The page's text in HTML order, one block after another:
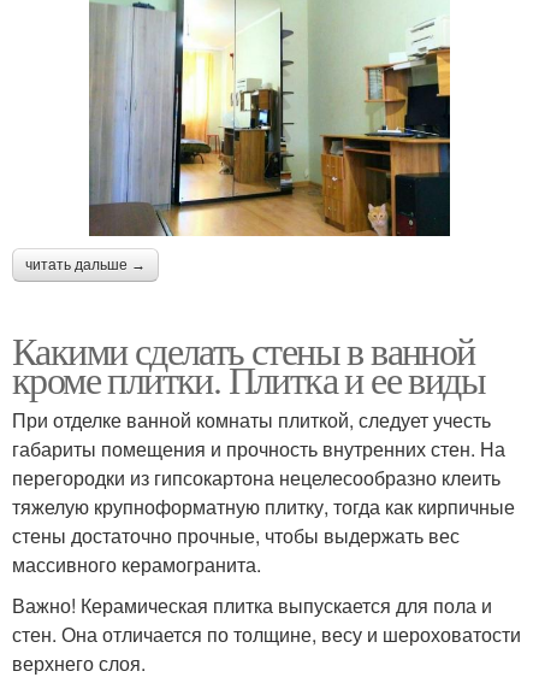
читать дальше →
Какими сделать стены в ванной
кроме плитки. Плитка и ее виды
При отделке ванной комнаты плиткой, следует учесть
габариты помещения и прочность внутренних стен. На
перегородки из гипсокартона нецелесообразно клеить
тяжелую крупноформатную плитку, тогда как кирпичные
стены достаточно прочные, чтобы выдержать вес
массивного керамогранита.
Важно! Керамическая плитка выпускается для пола и
стен. Она отличается по толщине, весу и шероховатости
верхнего слоя.